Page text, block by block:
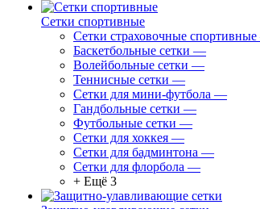
Сетки спортивные
Сетки страховочные спортивные
Баскетбольные сетки —
Волейбольные сетки —
Теннисные сетки —
Сетки для мини-футбола —
Гандбольные сетки —
Футбольные сетки —
Сетки для хоккея —
Сетки для бадминтона —
Сетки для флорбола —
+ Ещё 3